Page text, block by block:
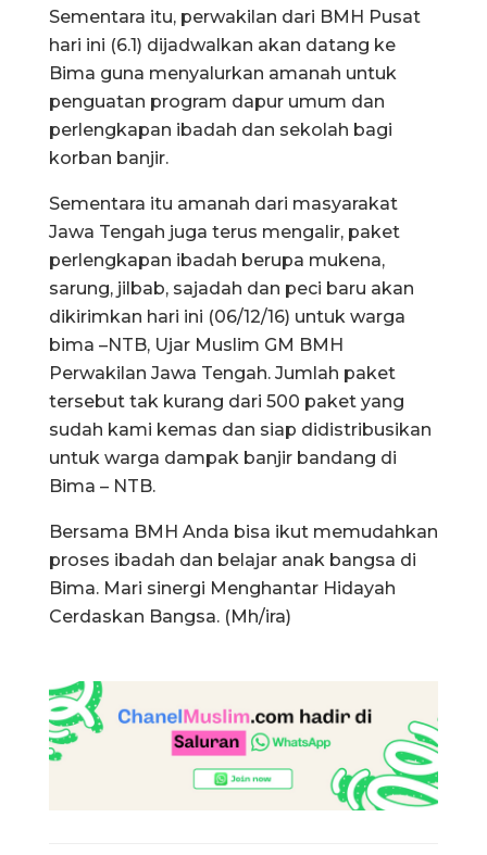
Sementara itu, perwakilan dari BMH Pusat
hari ini (6.1) dijadwalkan akan datang ke
Bima guna menyalurkan amanah untuk
penguatan program dapur umum dan
perlengkapan ibadah dan sekolah bagi
korban banjir.
Sementara itu amanah dari masyarakat
Jawa Tengah juga terus mengalir, paket
perlengkapan ibadah berupa mukena,
sarung, jilbab, sajadah dan peci baru akan
dikirimkan hari ini (06/12/16) untuk warga
bima –NTB, Ujar Muslim GM BMH
Perwakilan Jawa Tengah. Jumlah paket
tersebut tak kurang dari 500 paket yang
sudah kami kemas dan siap didistribusikan
untuk warga dampak banjir bandang di
Bima – NTB.
Bersama BMH Anda bisa ikut memudahkan
proses ibadah dan belajar anak bangsa di
Bima. Mari sinergi Menghantar Hidayah
Cerdaskan Bangsa. (Mh/ira)